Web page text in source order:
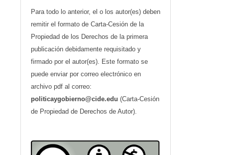
Para todo lo anterior, el o los autor(es) deben
remitir el formato de Carta-Cesión de la
Propiedad de los Derechos de la primera
publicación debidamente requisitado y
firmado por el autor(es). Este formato se
puede enviar por correo electrónico en
archivo pdf al correo:
politicaygobierno@cide.edu (Carta-Cesión
de Propiedad de Derechos de Autor).